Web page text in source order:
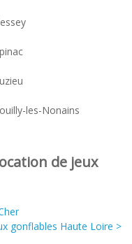
les-Nonains
de jeux
gonflables Haute Loire >